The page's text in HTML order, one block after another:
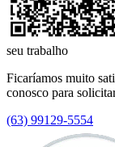
seu trabalho
Ficaríamos muito
conosco para
(63) 99129-5554